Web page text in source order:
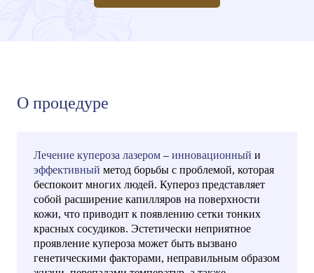
О процедуре
Лечение купероза лазером – инновационный и
эффективный метод борьбы с проблемой, которая
беспокоит многих людей. Купероз представляет
собой расширение капилляров на поверхности
кожи, что приводит к появлению сетки тонких
красных сосудиков. Эстетически неприятное
проявление купероза может быть вызвано
генетическими факторами, неправильным образом